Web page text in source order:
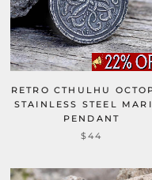
RETRO CTHULHU
STAINLESS STEEL
PENDANT
$44